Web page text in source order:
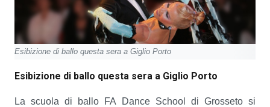
Esibizione di ballo questa sera a Giglio Porto
Esibizione di ballo questa sera a Giglio Porto
La scuola di ballo FA Dance School di Grosseto si